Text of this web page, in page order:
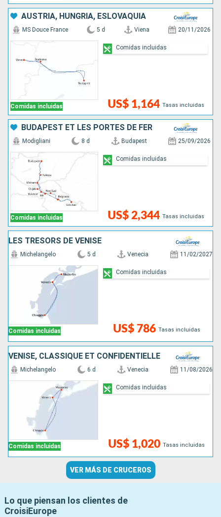
AUSTRIA, HUNGRÍA, ESLOVAQUIA
Comidas incluidas
MS Douce France 5 d Viena 20/11/2026
US$ 1,164 Tasas incluidas
Comidas incluidas
BUDAPEST ET LES PORTES DE FER
Comidas incluidas
Modigliani 8 d Budapest 25/09/2026
US$ 2,344 Tasas incluidas
Comidas incluidas
LES TRÉSORS DE VENISE
Comidas incluidas
Michelangelo 5 d Venecia 11/02/2027
US$ 786 Tasas incluidas
Comidas incluidas
VENISE, CLASSIQUE ET CONFIDENTIELLE
Comidas incluidas
Michelangelo 6 d Venecia 11/08/2026
US$ 1,020 Tasas incluidas
Comidas incluidas
VER MÁS DE CRUCEROS
Lo que piensan los clientes de
CroisiEurope